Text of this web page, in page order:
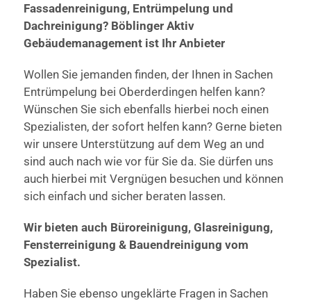
Fassadenreinigung, Entrümpelung und
Dachreinigung? Böblinger Aktiv
Gebäudemanagement ist Ihr Anbieter
Wollen Sie jemanden finden, der Ihnen in Sachen
Entrümpelung bei Oberderdingen helfen kann?
Wünschen Sie sich ebenfalls hierbei noch einen
Spezialisten, der sofort helfen kann? Gerne bieten
wir unsere Unterstützung auf dem Weg an und
sind auch nach wie vor für Sie da. Sie dürfen uns
auch hierbei mit Vergnügen besuchen und können
sich einfach und sicher beraten lassen.
Wir bieten auch Büroreinigung, Glasreinigung,
Fensterreinigung & Bauendreinigung vom
Spezialist.
Haben Sie ebenso ungeklärte Fragen in Sachen